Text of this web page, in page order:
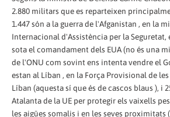
2.880 militars que es reparteixen
1.447 són a la guerra de l'Afganistan , en la
Internacional d'Assistència per la Seguretat,
sota el comandament dels EUA (no és una
de l'ONU com sovint ens intenta vendre el
estan al Líban , en la Força Provisional de
Líban (aquesta sí que és de cascos blaus ), i
Atalanta de la UE per protegir els vaixells
les aigües somalis i en les seves proximitats